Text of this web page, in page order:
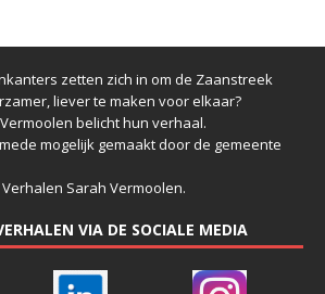
zetten zich in om de Zaanstreek
liever te maken voor elkaar?
belicht hun verhaal.
mogelijk gemaakt door de gemeente
Sarah Vermoolen.
VIA DE SOCIALE MEDIA